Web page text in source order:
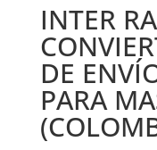
INTER
DE
PARA